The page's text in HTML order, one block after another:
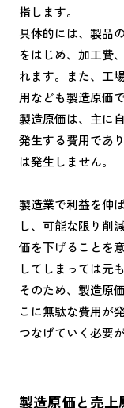
指します。
具体的には、製品
をはじめ、加工費
れます。また、工
用なども製造原価で
製造原価は、主に
発生する費用であ
は発生しません。
製造業で利益を伸
し、可能な限り削
価を下げることを
してしまっては元
そのため、製造原
こに無駄な費用が
つなげていく必要
製造原価と売上